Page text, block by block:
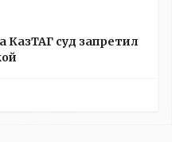
КазТАГ суд запретил